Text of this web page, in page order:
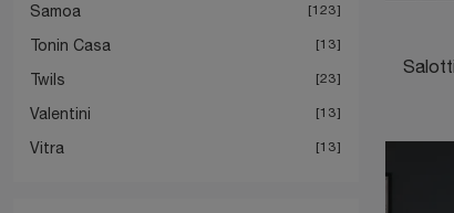
Samoa 123
Tonin Casa 13
Twils 23
Valentini 13
Vitra 13